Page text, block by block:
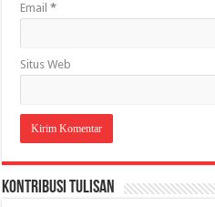
Email*
Situs Web
Kontribusi Tulisan